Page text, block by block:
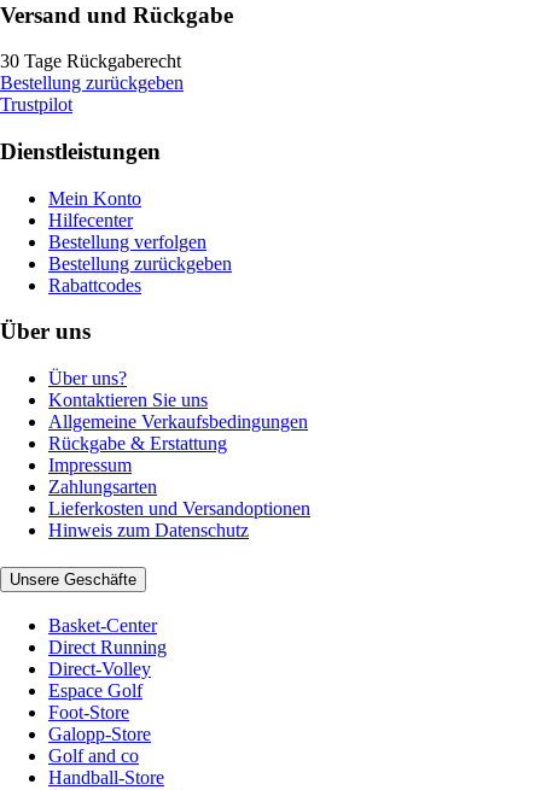
Versand und Rückgabe
30 Tage Rückgaberecht
Bestellung zurückgeben
Trustpilot
Dienstleistungen
Mein Konto
Hilfecenter
Bestellung verfolgen
Bestellung zurückgeben
Rabattcodes
Über uns
Über uns?
Kontaktieren Sie uns
Allgemeine Verkaufsbedingungen
Rückgabe & Erstattung
Impressum
Zahlungsarten
Lieferkosten und Versandoptionen
Hinweis zum Datenschutz
Unsere Geschäfte
Basket-Center
Direct Running
Direct-Volley
Espace Golf
Foot-Store
Galopp-Store
Golf and co
Handball-Store